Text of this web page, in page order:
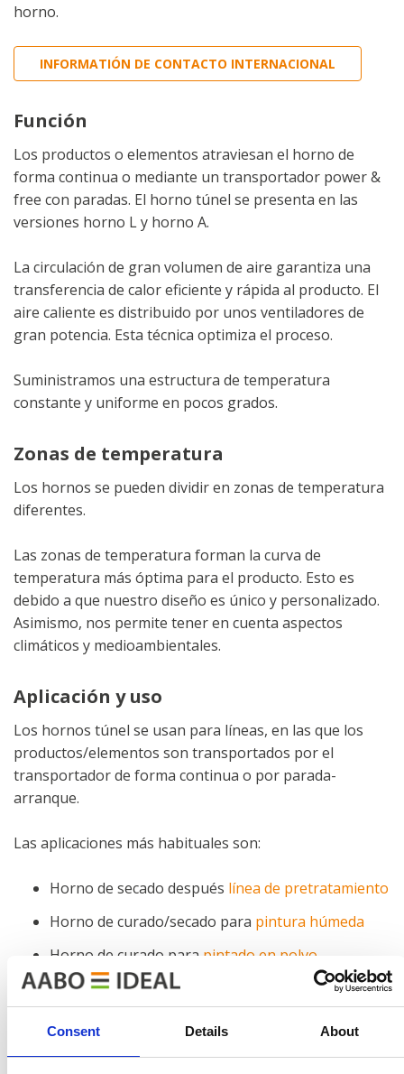
Consent Details About
horno.
INFORMATIÓN DE CONTACTO INTERNACIONAL
Función
Los productos o elementos atraviesan el horno de
forma continua o mediante un transportador power &
free con paradas. El horno túnel se presenta en las
versiones horno L y horno A.
La circulación de gran volumen de aire garantiza una
transferencia de calor eficiente y rápida al producto. El
aire caliente es distribuido por unos ventiladores de
gran potencia. Esta técnica optimiza el proceso.
Suministramos una estructura de temperatura
constante y uniforme en pocos grados.
Zonas de temperatura
Los hornos se pueden dividir en zonas de temperatura
diferentes.
Las zonas de temperatura forman la curva de
temperatura más óptima para el producto. Esto es
debido a que nuestro diseño es único y personalizado.
Asimismo, nos permite tener en cuenta aspectos
climáticos y medioambientales.
Aplicación y uso
Los hornos túnel se usan para líneas, en las que los
productos/elementos son transportados por el
transportador de forma continua o por parada-
arranque.
Las aplicaciones más habituales son:
Horno de secado después línea de pretratamiento
Horno de curado/secado para pintura húmeda
Horno de curado para pintado en polvo
Función
Los hornos son hornos de convección, en los que una
circulación de aire elevada genera una transferencia de